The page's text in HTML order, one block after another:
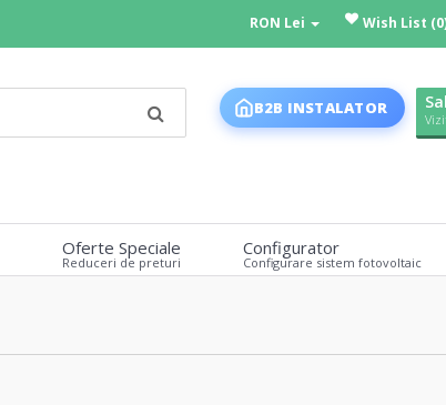
RON Lei Wish List
B2B INSTALATOR
Oferte Speciale
Reduceri de preturi
Configurator
Configurare sistem fotovoltaic